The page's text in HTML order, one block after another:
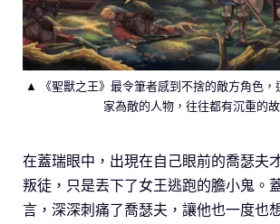
▲ 《聖獸之王》最令筆者感到不捨的敵方角色，
家為敵的人物，往往都有沉重的故
在蓋瑞眼中，出現在自己眼前的喬瑟夫
叛徒，只是丟下了女王逃跑的膽小鬼。
言，深深刺痛了喬瑟夫，讓他也一度也